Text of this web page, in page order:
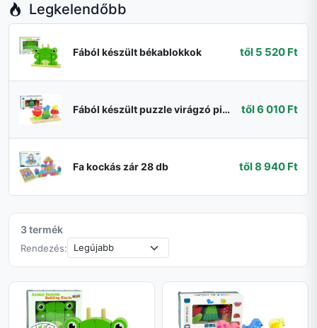
Legkelendőbb
Fából készült békablokkok től 5 520 Ft
Fából készült puzzle virágzó pillangó madár től 6 010 Ft
Fa kockás zár 28 db től 8 940 Ft
3 termék
Rendezés: